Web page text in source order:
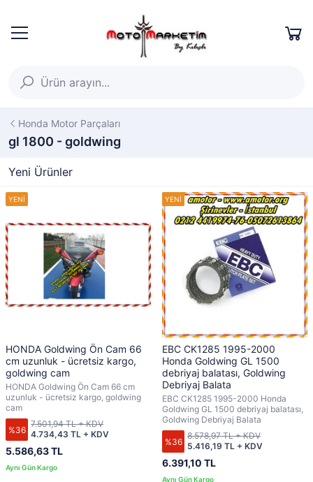
Honda Motor Parçaları
gl 1800 - goldwing
Yeni Ürünler
HONDA Goldwing Ön Cam 66
cm uzunluk - ücretsiz kargo,
goldwing cam
HONDA Goldwing Ön Cam 66 cm
uzunluk - ücretsiz kargo, goldwing
cam
%36
5.586,63 TL
4.734,43 TL + KDV
7.501,94 TL + KDV
EBC CK1285 1995-2000
Honda Goldwing GL 1500
debriyaj balatası, Goldwing
Debriyaj Balata
EBC CK1285 1995-2000 Honda
Goldwing GL 1500 debriyaj balatası,
Goldwing Debriyaj Balata
%36
6.391,10 TL
5.416,19 TL + KDV
8.578,97 TL + KDV